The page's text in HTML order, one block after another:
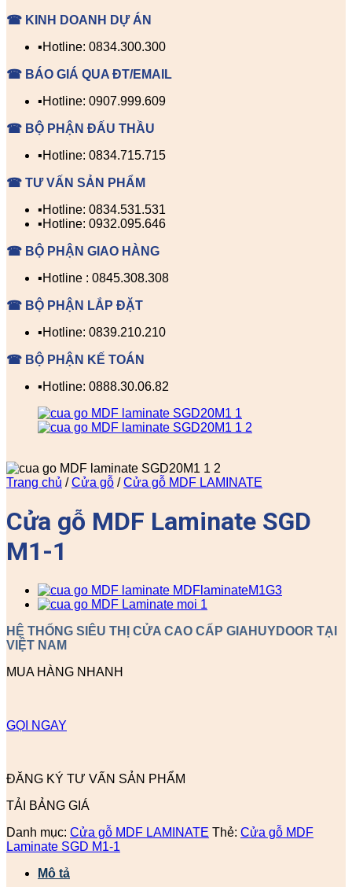
☎ KINH DOANH DỰ ÁN
▪️Hotline: 0834.300.300
☎ BÁO GIÁ QUA ĐT/EMAIL
▪️Hotline: 0907.999.609
☎ BỘ PHẬN ĐẤU THẦU
▪️Hotline: 0834.715.715
☎ TƯ VẤN SẢN PHẨM
▪️Hotline: 0834.531.531
▪️Hotline: 0932.095.646
☎ BỘ PHẬN GIAO HÀNG
▪️Hotline : 0845.308.308
☎ BỘ PHẬN LẮP ĐẶT
▪️Hotline: 0839.210.210
☎ BỘ PHẬN KẾ TOÁN
▪️Hotline: 0888.30.06.82
Trang chủ / Cửa gỗ / Cửa gỗ MDF LAMINATE
Cửa gỗ MDF Laminate SGD
M1-1
HỆ THỐNG SIÊU THỊ CỬA CAO CẤP GIAHUYDOOR TẠI
VIỆT NAM
MUA HÀNG NHANH
GỌI NGAY
ĐĂNG KÝ TƯ VẤN SẢN PHẨM
TẢI BẢNG GIÁ
Danh mục: Cửa gỗ MDF LAMINATE Thẻ: Cửa gỗ MDF
Laminate SGD M1-1
Mô tả